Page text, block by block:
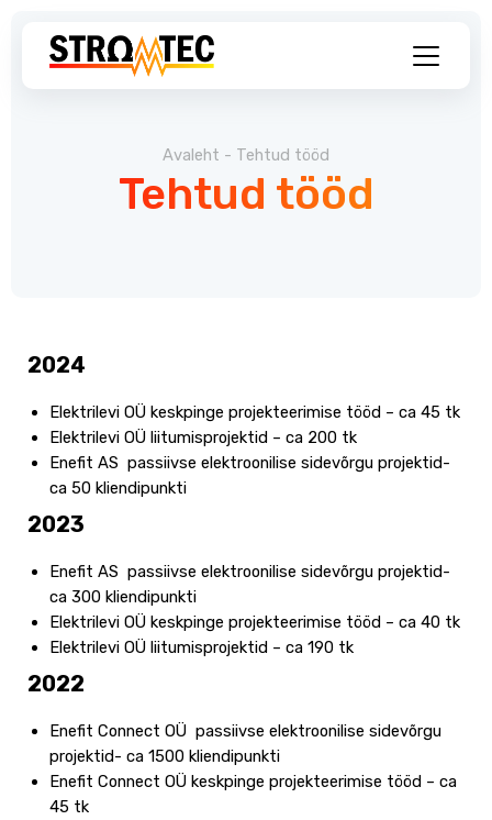
Avaleht - Tehtud tööd
Tehtud tööd
2024
Elektrilevi OÜ keskpinge projekteerimise tööd – ca 45 tk
Elektrilevi OÜ liitumisprojektid – ca 200 tk
Enefit AS passiivse elektroonilise sidevõrgu projektid-
ca 50 kliendipunkti
2023
Enefit AS passiivse elektroonilise sidevõrgu projektid-
ca 300 kliendipunkti
Elektrilevi OÜ keskpinge projekteerimise tööd – ca 40 tk
Elektrilevi OÜ liitumisprojektid – ca 190 tk
2022
Enefit Connect OÜ passiivse elektroonilise sidevõrgu
projektid- ca 1500 kliendipunkti
Enefit Connect OÜ keskpinge projekteerimise tööd – ca
45 tk